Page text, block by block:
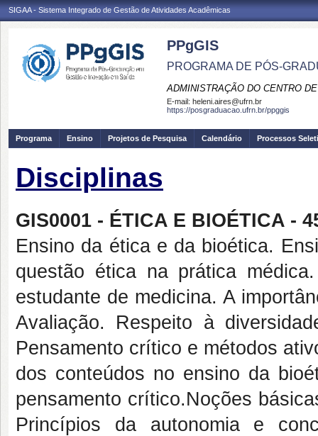
SIGAA - Sistema Integrado de Gestão de Atividades Acadêmicas
PPgGIS
PROGRAMA DE PÓS-
ADMINISTRAÇÃO DO CENTRO
E-mail: heleni.aires@ufrn.br
https://posgraduacao.ufrn.br/ppggis
Programa Ensino Projetos de Pesquisa Calendário Processos
Disciplinas
GIS0001 - ÉTICA E BIOÉTICA -
Ensino da ética e da bioética.
questão ética na prática
estudante de medicina. A
Avaliação. Respeito à
Pensamento crítico e métodos
dos conteúdos no ensino da
pensamento crítico.Noções
Princípios da autonomia e